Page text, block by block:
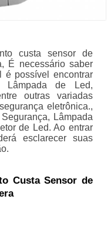
custa sensor de
É necessário saber
é possível encontrar
Lâmpada de Led,
outras variadas
eletrônica.,
Lâmpada
de Led. Ao entrar
esclarecer suas
Custa Sensor de